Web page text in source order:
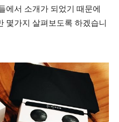
에서 소개가 되었기 때문에
몇가지 살펴보도록 하겠습니